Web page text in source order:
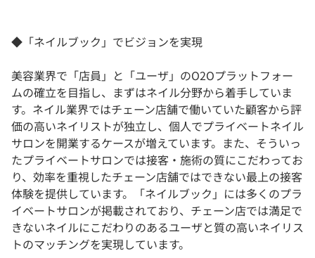
◆「ネイルブック」でビジョンを実現
美容業界で「店員」と「ユーザ」のO2Oプラットフォー
ムの確立を目指し、まずはネイル分野から着手していま
す。ネイル業界ではチェーン店舗で働いていた顧客から評
価の高いネイリストが独立し、個人でプライベートネイル
サロンを開業するケースが増えています。また、そういっ
たプライベートサロンでは接客・施術の質にこだわってお
り、効率を重視したチェーン店舗ではできない最上の接客
体験を提供しています。「ネイルブック」には多くのプラ
イベートサロンが掲載されており、チェーン店では満足で
きないネイルにこだわりのあるユーザと質の高いネイリス
トのマッチングを実現しています。